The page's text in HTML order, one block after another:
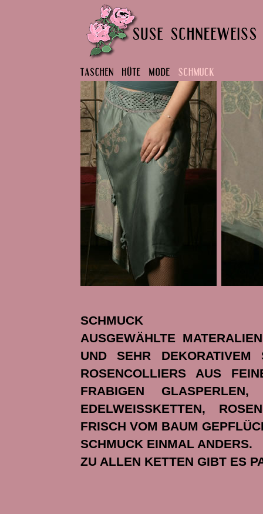
SCHMUCK
AUSGEWÄHLTE
UND SEHR DEKORATIVEM
ROSENCOLLIERS AUS
FRABIGEN
EDELWEISSKETTEN,
FRISCH VOM BAUM
SCHMUCK EINMAL ANDERS.
ZU ALLEN KETTEN GIBT ES